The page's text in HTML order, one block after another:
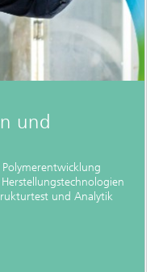
und
und Analytik